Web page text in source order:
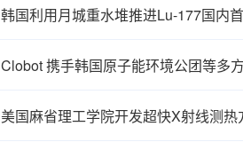
韩国利用月城重水堆推进Lu-177国内